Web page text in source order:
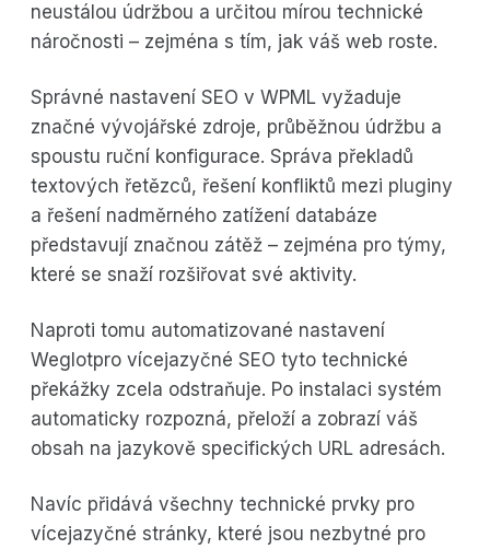
neustálou údržbou a určitou mírou technické
náročnosti – zejména s tím, jak váš web roste.
Správné nastavení SEO v WPML vyžaduje
značné vývojářské zdroje, průběžnou údržbu a
spoustu ruční konfigurace. Správa překladů
textových řetězců, řešení konfliktů mezi pluginy
a řešení nadměrného zatížení databáze
představují značnou zátěž – zejména pro týmy,
které se snaží rozšiřovat své aktivity.
Naproti tomu automatizované nastavení
Weglotpro vícejazyčné SEO tyto technické
překážky zcela odstraňuje. Po instalaci systém
automaticky rozpozná, přeloží a zobrazí váš
obsah na jazykově specifických URL adresách.
Navíc přidává všechny technické prvky pro
vícejazyčné stránky, které jsou nezbytné pro